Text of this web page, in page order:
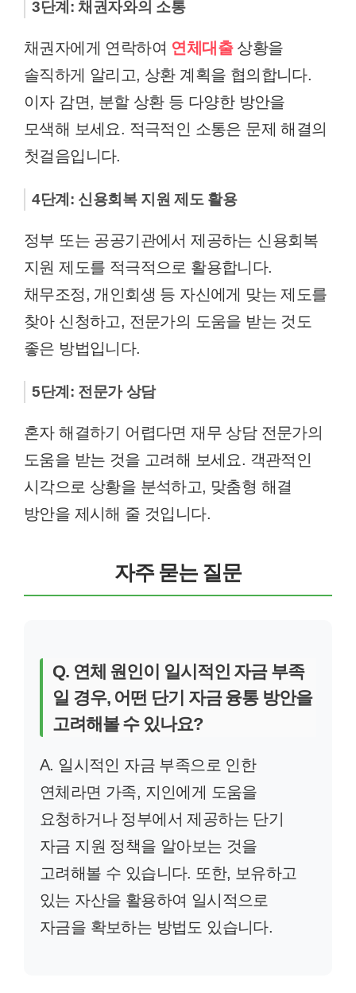
3단계: 채권자와의 소통
채권자에게 연락하여 연체대출상황을
솔직하게 알리고, 상환 계획을 협의합니다.
이자 감면, 분할 상환 등 다양한 방안을
모색해 보세요. 적극적인 소통은 문제 해결의
첫걸음입니다.
4단계: 신용회복 지원 제도 활용
정부 또는 공공기관에서 제공하는 신용회복
지원 제도를 적극적으로 활용합니다.
채무조정, 개인회생 등 자신에게 맞는 제도를
찾아 신청하고, 전문가의 도움을 받는 것도
좋은 방법입니다.
5단계: 전문가 상담
혼자 해결하기 어렵다면 재무 상담 전문가의
도움을 받는 것을 고려해 보세요. 객관적인
시각으로 상황을 분석하고, 맞춤형 해결
방안을 제시해 줄 것입니다.
자주 묻는 질문
Q. 연체 원인이 일시적인 자금 부족
일 경우, 어떤 단기 자금 융통 방안을
고려해볼 수 있나요?
A. 일시적인 자금 부족으로 인한
연체라면 가족, 지인에게 도움을
요청하거나 정부에서 제공하는 단기
자금 지원 정책을 알아보는 것을
고려해볼 수 있습니다. 또한, 보유하고
있는 자산을 활용하여 일시적으로
자금을 확보하는 방법도 있습니다.